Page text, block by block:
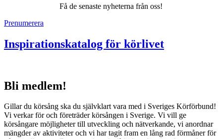
Få de senaste nyheterna från oss!
Prenumerera
Inspirationskatalog för körlivet
Bli medlem!
Gillar du körsång ska du självklart vara med i Sveriges Körförbund!
Vi verkar för och företräder körsången i Sverige. Vi vill ge
körsångare möjligheter till utveckling och nätverkande, vi anordnar
mängder av aktiviteter och vi har tagit fram en lång rad förmåner för